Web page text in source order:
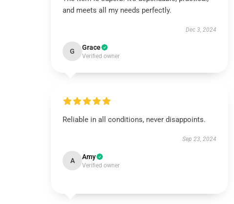
and meets all my needs perfectly.
Dec 3, 2024
G Grace
Verified owner
Reliable in all conditions, never disappoints.
Sep 23, 2024
A Amy
Verified owner